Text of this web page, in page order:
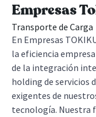
Empresas
Transporte de Carga
En Empresas
la eficiencia
de la integración
holding de servicios
exigentes de
tecnología. Nuestra